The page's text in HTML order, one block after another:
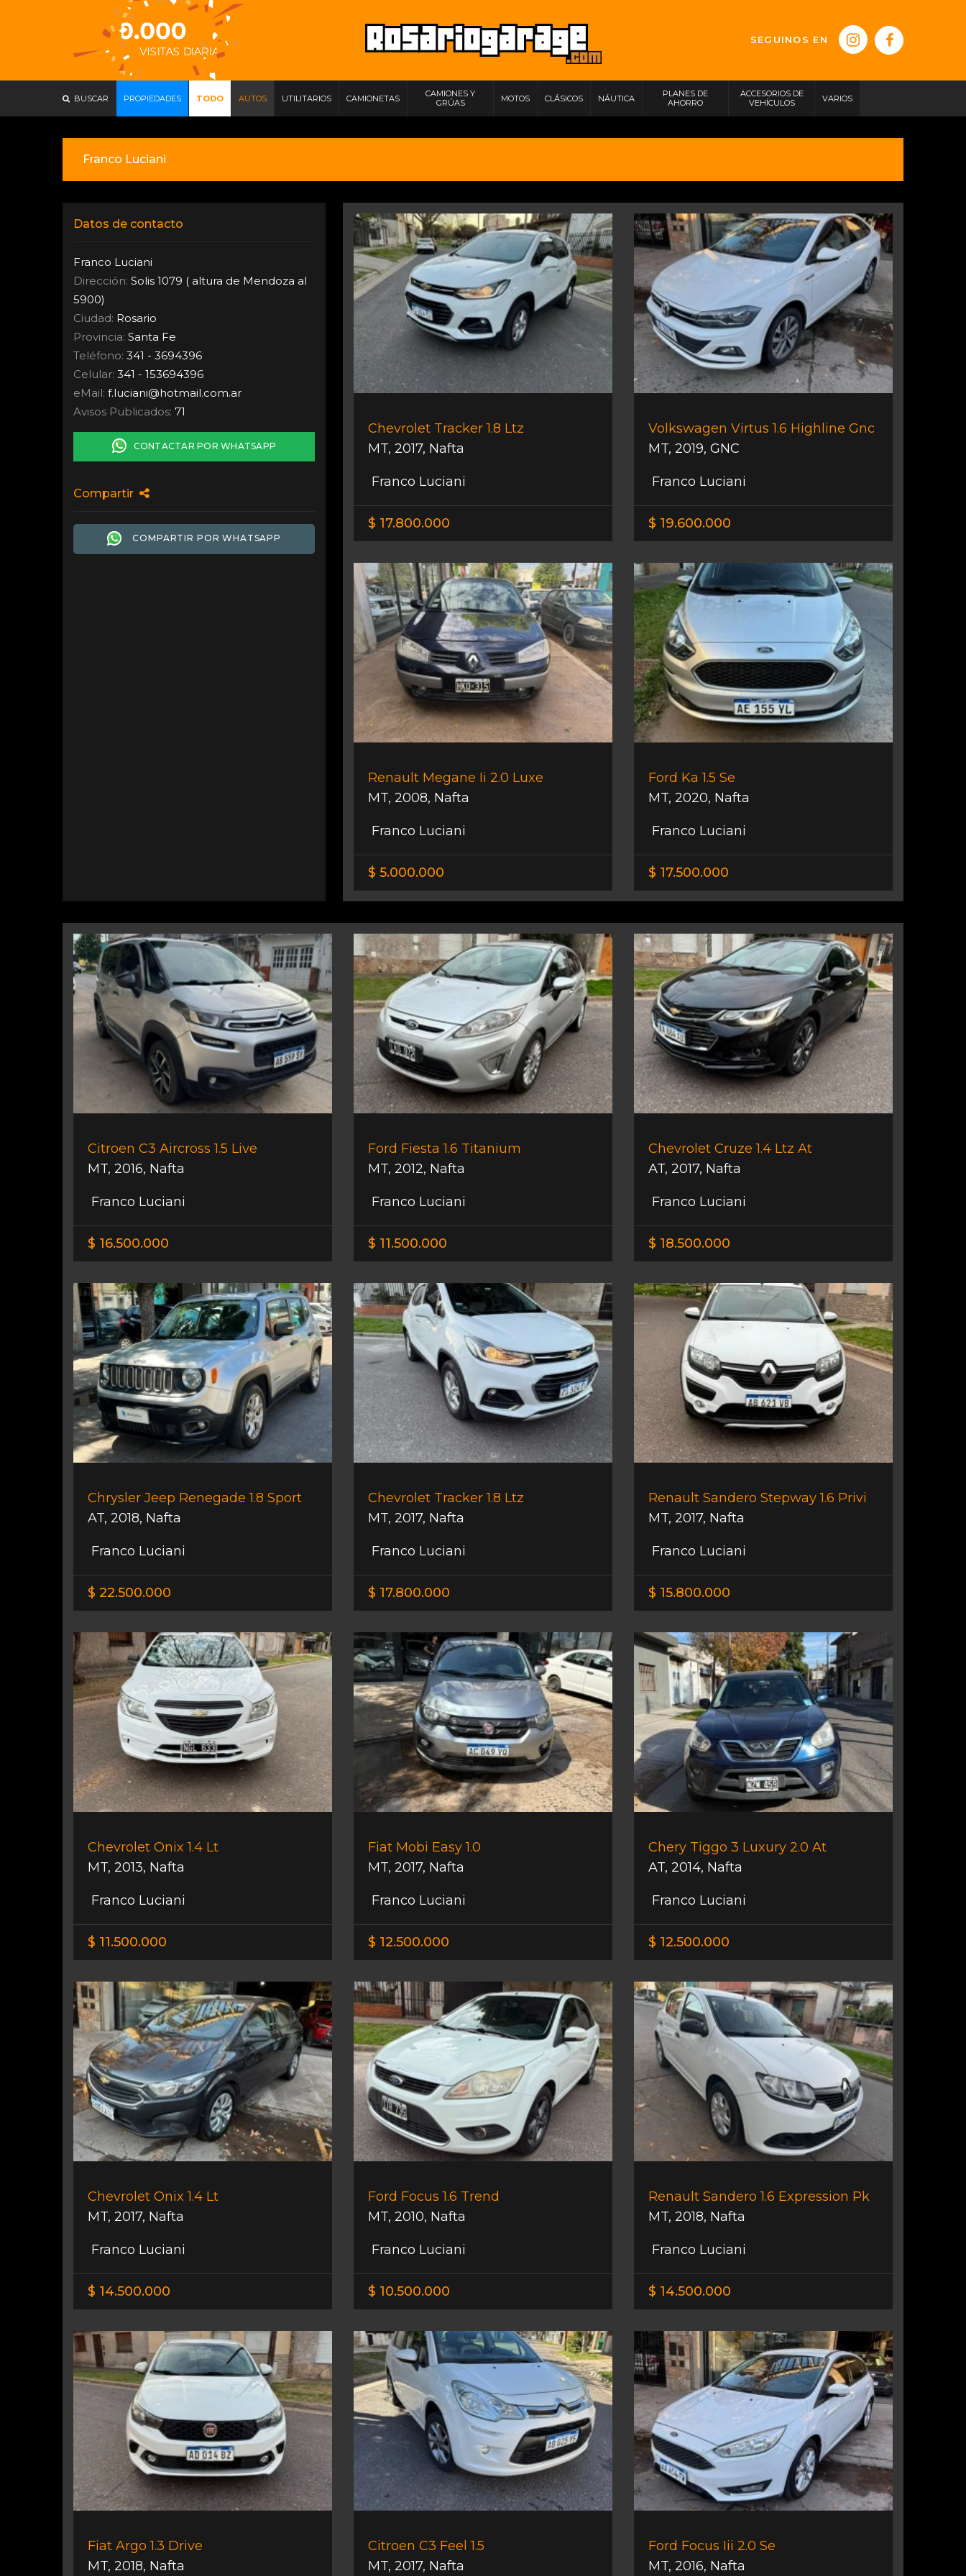
SEGUINOS EN
BUSCAR PROPIEDADES TODO AUTOS UTILITARIOS CAMIONETAS
CAMIONES Y
GRÚAS
MOTOS CLÁSICOS NÁUTICA
PLANES DE
AHORRO
ACCESORIOS DE
VEHÍCULOS
VARIOS
Franco Luciani
Datos de contacto
Franco Luciani
Dirección: Solis 1079 ( altura de Mendoza al
5900)
Ciudad: Rosario
Provincia: Santa Fe
Teléfono: 341 - 3694396
Celular: 341 - 153694396
eMail: f.luciani@hotmail.com.ar
Avisos Publicados: 71
CONTACTAR POR WHATSAPP
Compartir
COMPARTIR POR WHATSAPP
Chevrolet Tracker 1.8 Ltz
MT, 2017, Nafta
Franco Luciani
$ 17.800.000
Volkswagen Virtus 1.6 Highline Gnc
MT, 2019, GNC
Franco Luciani
$ 19.600.000
Renault Megane Ii 2.0 Luxe
MT, 2008, Nafta
Franco Luciani
$ 5.000.000
Ford Ka 1.5 Se
MT, 2020, Nafta
Franco Luciani
$ 17.500.000
Citroen C3 Aircross 1.5 Live
MT, 2016, Nafta
Franco Luciani
$ 16.500.000
Ford Fiesta 1.6 Titanium
MT, 2012, Nafta
Franco Luciani
$ 11.500.000
Chevrolet Cruze 1.4 Ltz At
AT, 2017, Nafta
Franco Luciani
$ 18.500.000
Chrysler Jeep Renegade 1.8 Sport
AT, 2018, Nafta
Franco Luciani
$ 22.500.000
Chevrolet Tracker 1.8 Ltz
MT, 2017, Nafta
Franco Luciani
$ 17.800.000
Renault Sandero Stepway 1.6 Privi
MT, 2017, Nafta
Franco Luciani
$ 15.800.000
Chevrolet Onix 1.4 Lt
MT, 2013, Nafta
Franco Luciani
$ 11.500.000
Fiat Mobi Easy 1.0
MT, 2017, Nafta
Franco Luciani
$ 12.500.000
Chery Tiggo 3 Luxury 2.0 At
AT, 2014, Nafta
Franco Luciani
$ 12.500.000
Chevrolet Onix 1.4 Lt
MT, 2017, Nafta
Franco Luciani
$ 14.500.000
Ford Focus 1.6 Trend
MT, 2010, Nafta
Franco Luciani
$ 10.500.000
Renault Sandero 1.6 Expression Pk
MT, 2018, Nafta
Franco Luciani
$ 14.500.000
Fiat Argo 1.3 Drive
MT, 2018, Nafta
Citroen C3 Feel 1.5
MT, 2017, Nafta
Ford Focus Iii 2.0 Se
MT, 2016, Nafta